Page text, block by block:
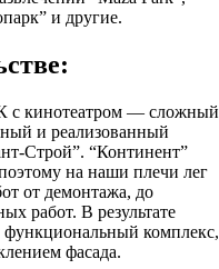
и другие.
с кинотеатром — сложный
и реализованный
Строй”. “Континент”
на наши плечи лег
от демонтажа, до
работ. В результате
функциональный комплекс,
фасада.